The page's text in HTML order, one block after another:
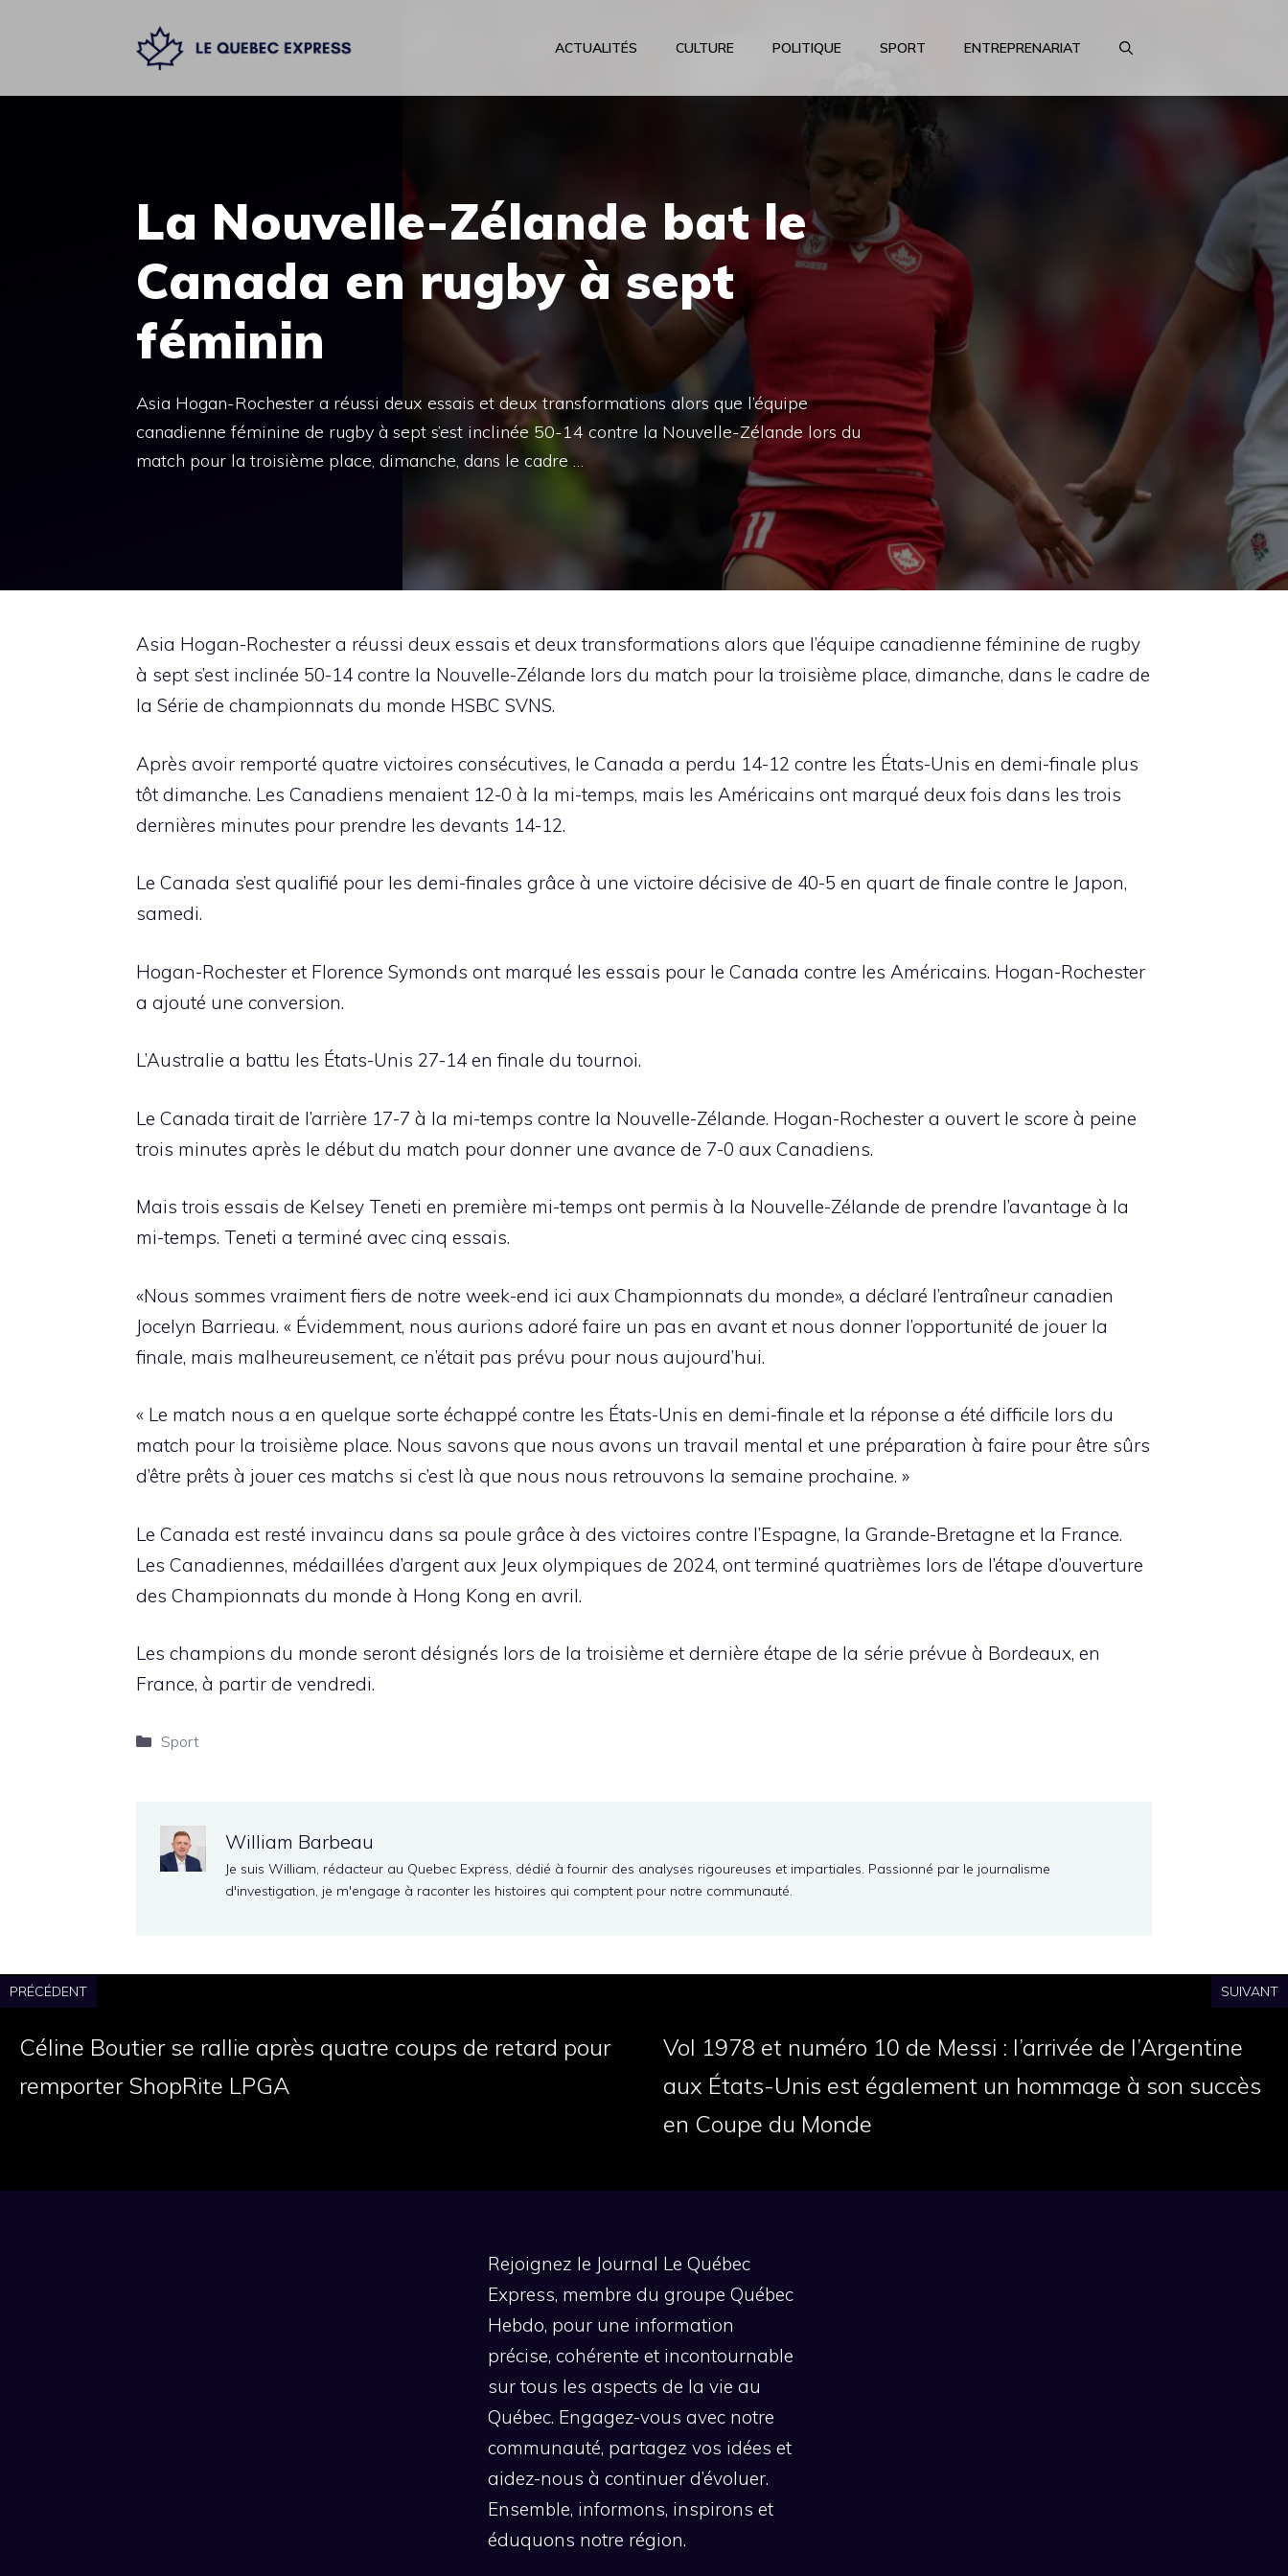
ACTUALITÉS CULTURE POLITIQUE SPORT ENTREPRENARIAT
La Nouvelle-Zélande bat le
Canada en rugby à sept
féminin
Asia Hogan-Rochester a réussi deux essais et deux transformations alors que l’équipe
canadienne féminine de rugby à sept s’est inclinée 50-14 contre la Nouvelle-Zélande lors du
match pour la troisième place, dimanche, dans le cadre …
Asia Hogan-Rochester a réussi deux essais et deux transformations alors que l’équipe canadienne féminine de rugby
à sept s’est inclinée 50-14 contre la Nouvelle-Zélande lors du match pour la troisième place, dimanche, dans le cadre de
la Série de championnats du monde HSBC SVNS.
Après avoir remporté quatre victoires consécutives, le Canada a perdu 14-12 contre les États-Unis en demi-finale plus
tôt dimanche. Les Canadiens menaient 12-0 à la mi-temps, mais les Américains ont marqué deux fois dans les trois
dernières minutes pour prendre les devants 14-12.
Le Canada s’est qualifié pour les demi-finales grâce à une victoire décisive de 40-5 en quart de finale contre le Japon,
samedi.
Hogan-Rochester et Florence Symonds ont marqué les essais pour le Canada contre les Américains. Hogan-Rochester
a ajouté une conversion.
L’Australie a battu les États-Unis 27-14 en finale du tournoi.
Le Canada tirait de l’arrière 17-7 à la mi-temps contre la Nouvelle-Zélande. Hogan-Rochester a ouvert le score à peine
trois minutes après le début du match pour donner une avance de 7-0 aux Canadiens.
Mais trois essais de Kelsey Teneti en première mi-temps ont permis à la Nouvelle-Zélande de prendre l’avantage à la
mi-temps. Teneti a terminé avec cinq essais.
«Nous sommes vraiment fiers de notre week-end ici aux Championnats du monde», a déclaré l’entraîneur canadien
Jocelyn Barrieau. « Évidemment, nous aurions adoré faire un pas en avant et nous donner l’opportunité de jouer la
finale, mais malheureusement, ce n’était pas prévu pour nous aujourd’hui.
« Le match nous a en quelque sorte échappé contre les États-Unis en demi-finale et la réponse a été difficile lors du
match pour la troisième place. Nous savons que nous avons un travail mental et une préparation à faire pour être sûrs
d’être prêts à jouer ces matchs si c’est là que nous nous retrouvons la semaine prochaine. »
Le Canada est resté invaincu dans sa poule grâce à des victoires contre l’Espagne, la Grande-Bretagne et la France.
Les Canadiennes, médaillées d’argent aux Jeux olympiques de 2024, ont terminé quatrièmes lors de l’étape d’ouverture
des Championnats du monde à Hong Kong en avril.
Les champions du monde seront désignés lors de la troisième et dernière étape de la série prévue à Bordeaux, en
France, à partir de vendredi.
Catégories
Sport
William Barbeau
Je suis William, rédacteur au Quebec Express, dédié à fournir des analyses rigoureuses et impartiales. Passionné par le journalisme
d'investigation, je m'engage à raconter les histoires qui comptent pour notre communauté.
PRÉCÉDENT
Céline Boutier se rallie après quatre coups de retard pour
remporter ShopRite LPGA
SUIVANT
Vol 1978 et numéro 10 de Messi : l’arrivée de l’Argentine
aux États-Unis est également un hommage à son succès
en Coupe du Monde
Rejoignez le Journal Le Québec
Express, membre du groupe Québec
Hebdo, pour une information
précise, cohérente et incontournable
sur tous les aspects de la vie au
Québec. Engagez-vous avec notre
communauté, partagez vos idées et
aidez-nous à continuer d’évoluer.
Ensemble, informons, inspirons et
éduquons notre région.